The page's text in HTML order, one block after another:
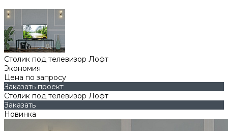
Столик под телевизор Лофт
Экономия
Цена по запросу
Заказать проект
Столик под телевизор Лофт
Заказать
Новинка